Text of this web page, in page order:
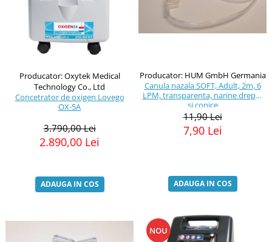
Producator: Oxytek Medical
Technology Co., Ltd
Concetrator de oxigen Lovego
OX-5A
3.790,00 Lei
2.890,00 Lei
ADAUGA IN COS
Producator: HUM GmbH Germania
Canula nazala SOFT, Adult, 2m, 6
LPM, transparenta, narine drepte
si conice
11,90 Lei
7,90 Lei
ADAUGA IN COS
NOU